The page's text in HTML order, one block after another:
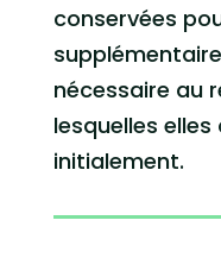
conservées
nécessaire au
lesquelles
initialement.